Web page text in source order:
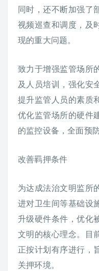
同时，还不断加强了
视频巡查和调度，及
现的重大问题。
致力于增强监管场所
及人员培训，强化安
提升监管人员的素质
优化监管场所的硬件
的监控设备，全面预
改善羁押条件
为达成法治文明监所
进对卫生间等基础设
升级硬件条件，优化
文明的核心理念。目
正按计划有序进行，
关押环境。